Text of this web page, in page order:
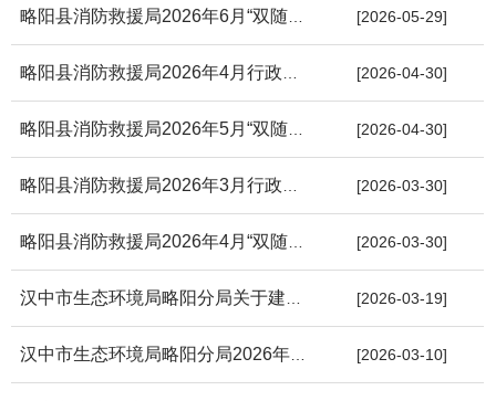
略阳县消防救援局2026年6月“双随机、一公开”抽查计划公示表 [2026-05-29]
略阳县消防救援局2026年4月行政执法情况公开表 [2026-04-30]
略阳县消防救援局2026年5月“双随机、一公开”抽查计划公示表 [2026-04-30]
略阳县消防救援局2026年3月行政执法情况公开表 [2026-03-30]
略阳县消防救援局2026年4月“双随机、一公开”抽查计划公示表 [2026-03-30]
汉中市生态环境局略阳分局关于建设项目环境影响评价文件审批决定... [2026-03-19]
汉中市生态环境局略阳分局2026年3月10日拟作出的建设项目环境影响... [2026-03-10]